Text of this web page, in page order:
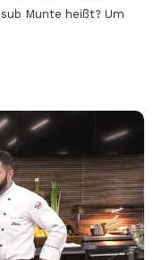
Munte heißt? Um